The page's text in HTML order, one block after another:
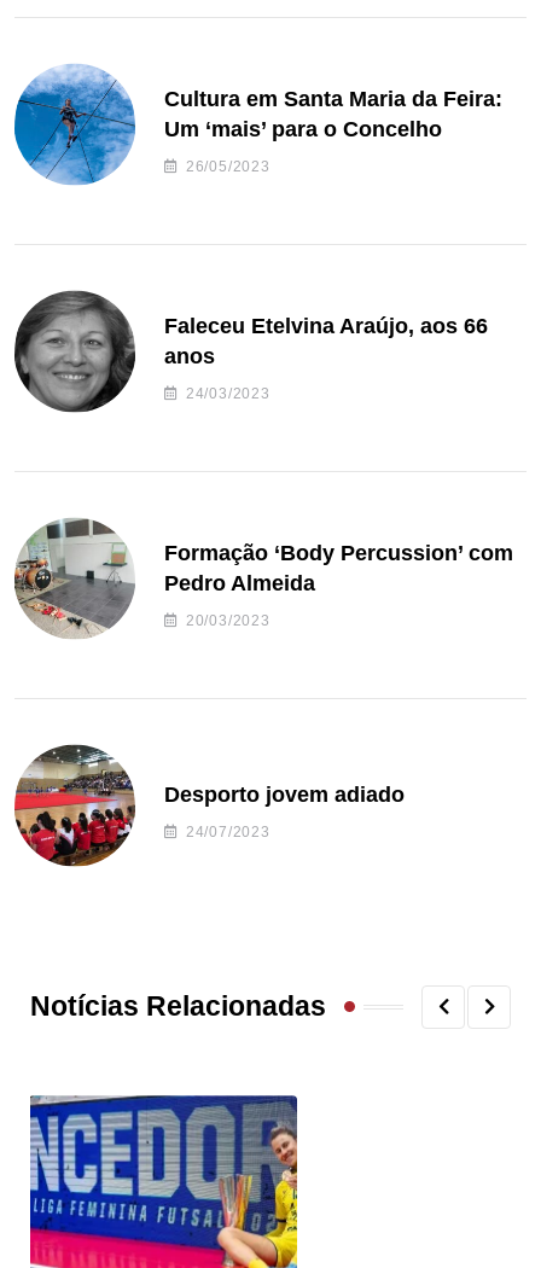
Cultura em Santa Maria da Feira:
Um ‘mais’ para o Concelho
26/05/2023
Faleceu Etelvina Araújo, aos 66
anos
24/03/2023
Formação ‘Body Percussion’ com
Pedro Almeida
20/03/2023
Desporto jovem adiado
24/07/2023
Notícias Relacionadas